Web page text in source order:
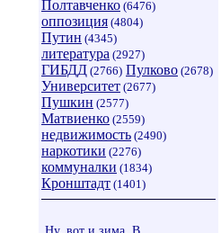
Полтавченко (6476)
оппозиция (4804)
Путин (4345)
литература (2927)
ГИБДД (2766) Пулково (2678)
Университет (2677)
Пушкин (2577)
Матвиенко (2559)
недвижимость (2490)
наркотики (2276)
коммуналки (1834)
Кронштадт (1401)